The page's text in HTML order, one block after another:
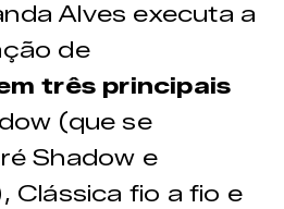
Alves executa a
de
três principais
(que se
Shadow e
Clássica fio a fio e